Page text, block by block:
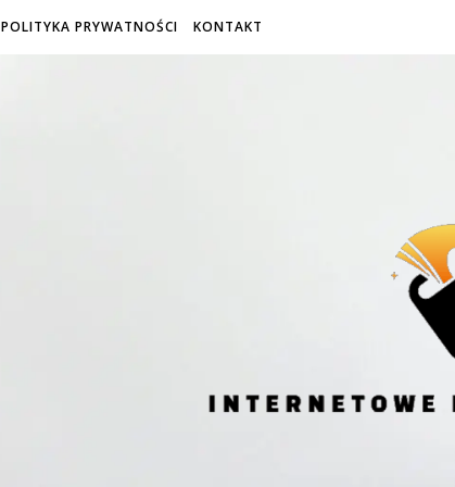
POLITYKA PRYWATNOŚCI KONTAKT